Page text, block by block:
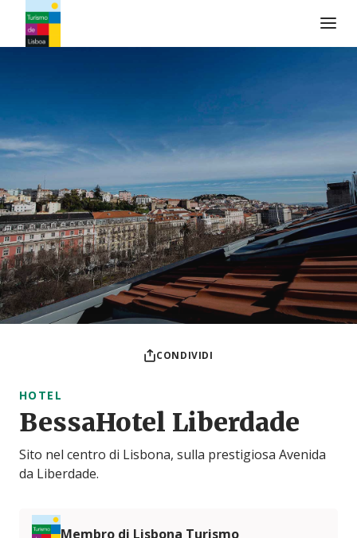
CONDIVIDI
HOTEL
BessaHotel Liberdade
Sito nel centro di Lisbona, sulla prestigiosa Avenida
da Liberdade.
Membro di Lisbona Turismo